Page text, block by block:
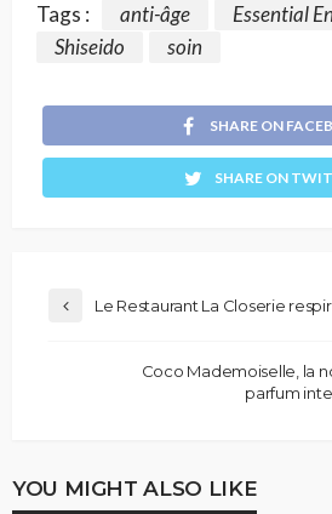
Tags : anti-âge
Essential
Shiseido
soin
SHARE ON
SHARE ON
Le Restaurant La Closerie
Coco Mademoiselle, la
parfum
YOU MIGHT ALSO LIKE